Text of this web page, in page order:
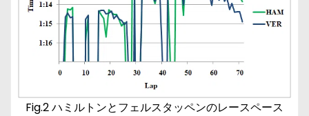
Fig.2 ハミルトンとフェルスタッペンのレースペース